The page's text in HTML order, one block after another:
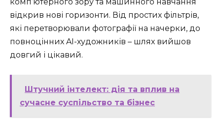
відкрив нові горизонти. Від простих фільтрів,
які перетворювали фотографії на начерки, до
повноцінних AI-художників – шлях вийшов
довгий і цікавий.
Штучний інтелект: дія та вплив на
сучасне суспільство та бізнес